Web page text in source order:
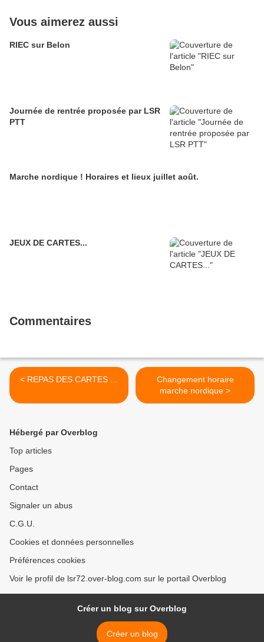
Vous aimerez aussi
RIEC sur Belon
Journée de rentrée proposée par LSR
PTT
Marche nordique ! Horaires et lieux juillet août.
JEUX DE CARTES...
Commentaires
< REPAS DES CARTES …
Changement horaire
marche nordique >
Hébergé par Overblog
Top articles
Pages
Contact
Signaler un abus
C.G.U.
Cookies et données personnelles
Préférences cookies
Voir le profil de lsr72.over-blog.com sur le portail Overblog
Créer un blog sur Overblog
Créer un blog